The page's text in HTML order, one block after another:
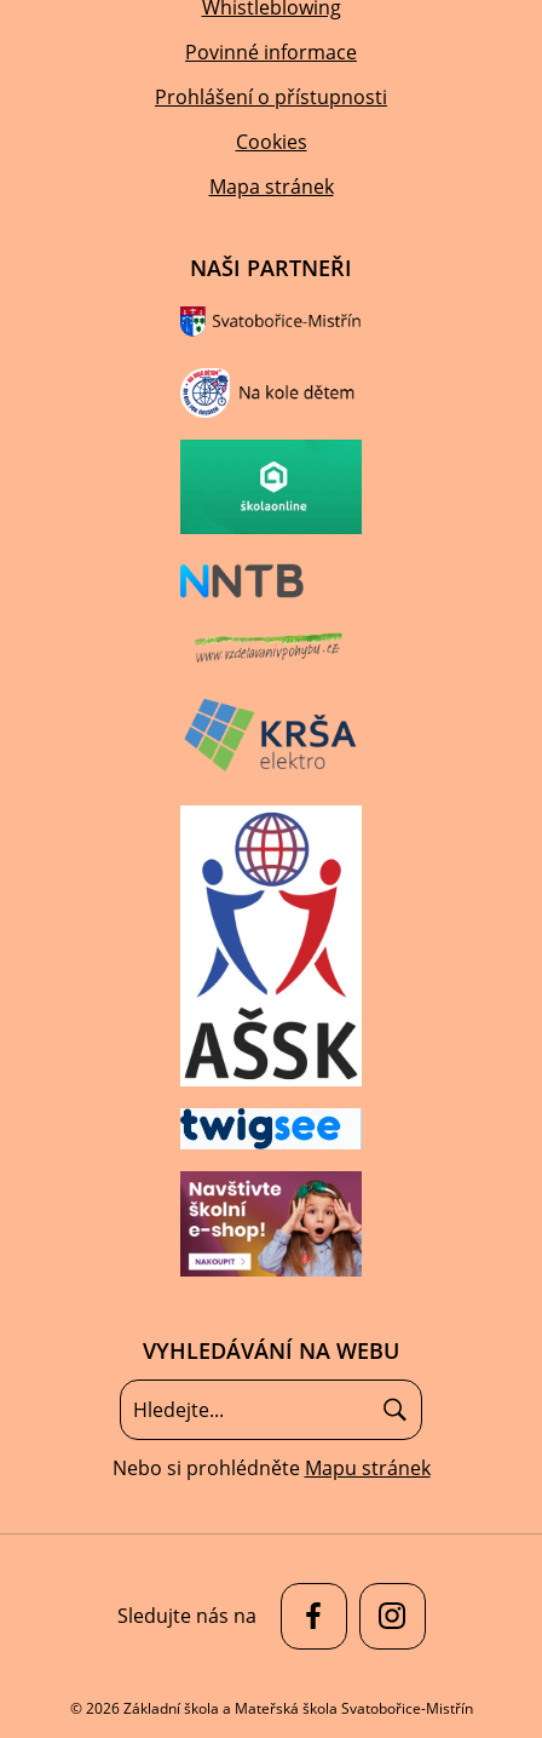
Whistleblowing
Povinné informace
Prohlášení o přístupnosti
Cookies
Mapa stránek
NAŠI PARTNEŘI
VYHLEDÁVÁNÍ NA WEBU
Nebo si prohlédněte Mapu stránek
© 2026 Základní škola a Mateřská škola Svatobořice-Mistřín
Sledujte nás na